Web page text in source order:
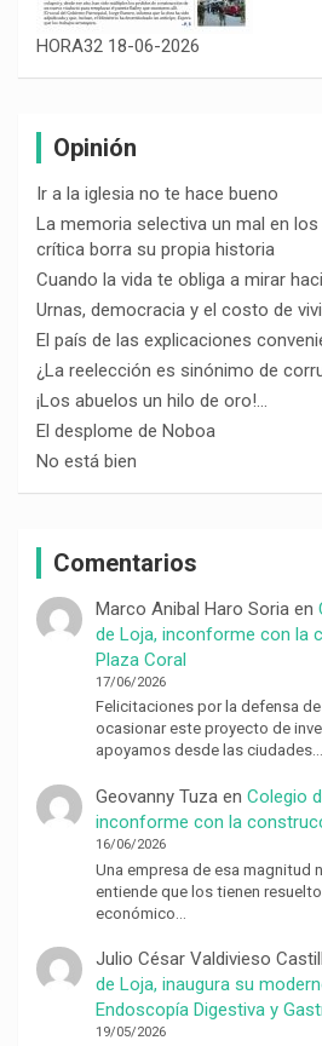
HORA32 18-06-2026
Opinión
Ir a la iglesia no te hace bueno
La memoria selectiva un mal en
crítica borra su propia historia
Cuando la vida te obliga a mirar
Urnas, democracia y el costo de
El país de las explicaciones
¿La reelección es sinónimo de
¡Los abuelos un hilo de oro!…
El desplome de Noboa
No está bien
Comentarios
Marco Anibal Haro Soriaen
de Loja, inconforme con la
Plaza Coral
17/06/2026
Felicitaciones por la defensa
ocasionar este proyecto de
apoyamos desde las ciudades…
Geovanny Tuzaen Colegio
inconforme con la
16/06/2026
Una empresa de esa magnitud
entiende que los tienen
económico…
Julio César Valdivieso
de Loja, inaugura su
Endoscopía Digestiva y
19/05/2026